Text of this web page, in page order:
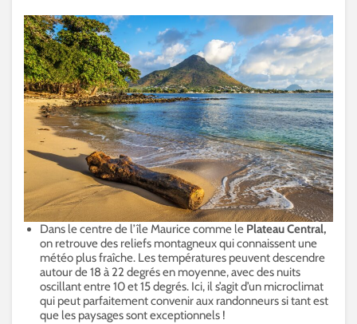
Dans le centre de l’île Maurice comme le Plateau Central,
on retrouve des reliefs montagneux qui connaissent une
météo plus fraîche. Les températures peuvent descendre
autour de 18 à 22 degrés en moyenne, avec des nuits
oscillant entre 10 et 15 degrés. Ici, il s’agit d’un microclimat
qui peut parfaitement convenir aux randonneurs si tant est
que les paysages sont exceptionnels !